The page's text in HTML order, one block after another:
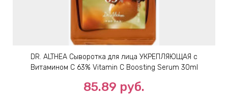
DR. ALTHEA Сыворотка для лица УКРЕПЛЯЮЩАЯ с
Витамином С 63% Vitamin C Boosting Serum 30ml
85.89 руб.